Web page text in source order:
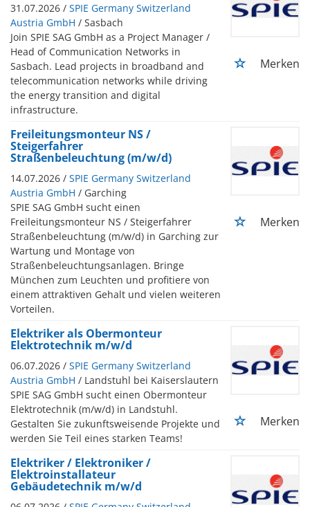
31.07.2026 / SPIE Germany Switzerland
Austria GmbH / Sasbach
Join SPIE SAG GmbH as a Project Manager /
Head of Communication Networks in
Sasbach. Lead projects in broadband and
telecommunication networks while driving
the energy transition and digital
infrastructure.
Merken
Freileitungsmonteur NS /
Steigerfahrer
Straßenbeleuchtung (m/w/d)
14.07.2026 / SPIE Germany Switzerland
Austria GmbH / Garching
SPIE SAG GmbH sucht einen
Freileitungsmonteur NS / Steigerfahrer
Straßenbeleuchtung (m/w/d) in Garching zur
Wartung und Montage von
Straßenbeleuchtungsanlagen. Bringe
München zum Leuchten und profitiere von
einem attraktiven Gehalt und vielen weiteren
Vorteilen.
Merken
Elektriker als Obermonteur
Elektrotechnik m/w/d
06.07.2026 / SPIE Germany Switzerland
Austria GmbH / Landstuhl bei Kaiserslautern
SPIE SAG GmbH sucht einen Obermonteur
Elektrotechnik (m/w/d) in Landstuhl.
Gestalten Sie zukunftsweisende Projekte und
werden Sie Teil eines starken Teams!
Merken
Elektriker / Elektroniker /
Elektroinstallateur
Gebäudetechnik m/w/d